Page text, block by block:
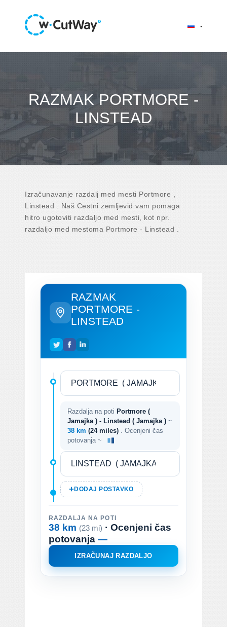
RAZMAK PORTMORE -
LINSTEAD
Izračunavanje razdalj med mesti Portmore ,
Linstead . Naš Cestni zemljevid vam pomaga
hitro ugotoviti razdaljo med mesti, kot npr.
razdaljo med mestoma Portmore - Linstead .
RAZMAK
PORTMORE -
LINSTEAD
Razdalja na poti Portmore (
Jamajka ) - Linstead ( Jamajka ) ~
38 km (24 miles)
. Ocenjeni čas
potovanja ~
DODAJ POSTAVKO
RAZDALJA NA POTI
38 km (23 mi) · Ocenjeni čas
potovanja —
IZRAČUNAJ RAZDALJO